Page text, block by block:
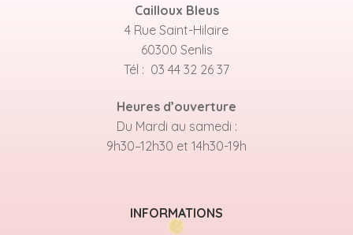
Cailloux Bleus
4 Rue Saint-Hilaire
60300 Senlis
Tél : 03 44 32 26 37
Heures d’ouverture
Du Mardi au samedi :
9h30–12h30 et 14h30-19h
INFORMATIONS